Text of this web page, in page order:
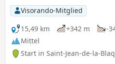
Visorando-Mitglied
15,49 km
+342 m -
Mittel
Start in Saint-Jean-de-la-